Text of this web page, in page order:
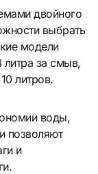
двойного
выбрать
модели
за смыв,
литров.
воды,
позволяют
и